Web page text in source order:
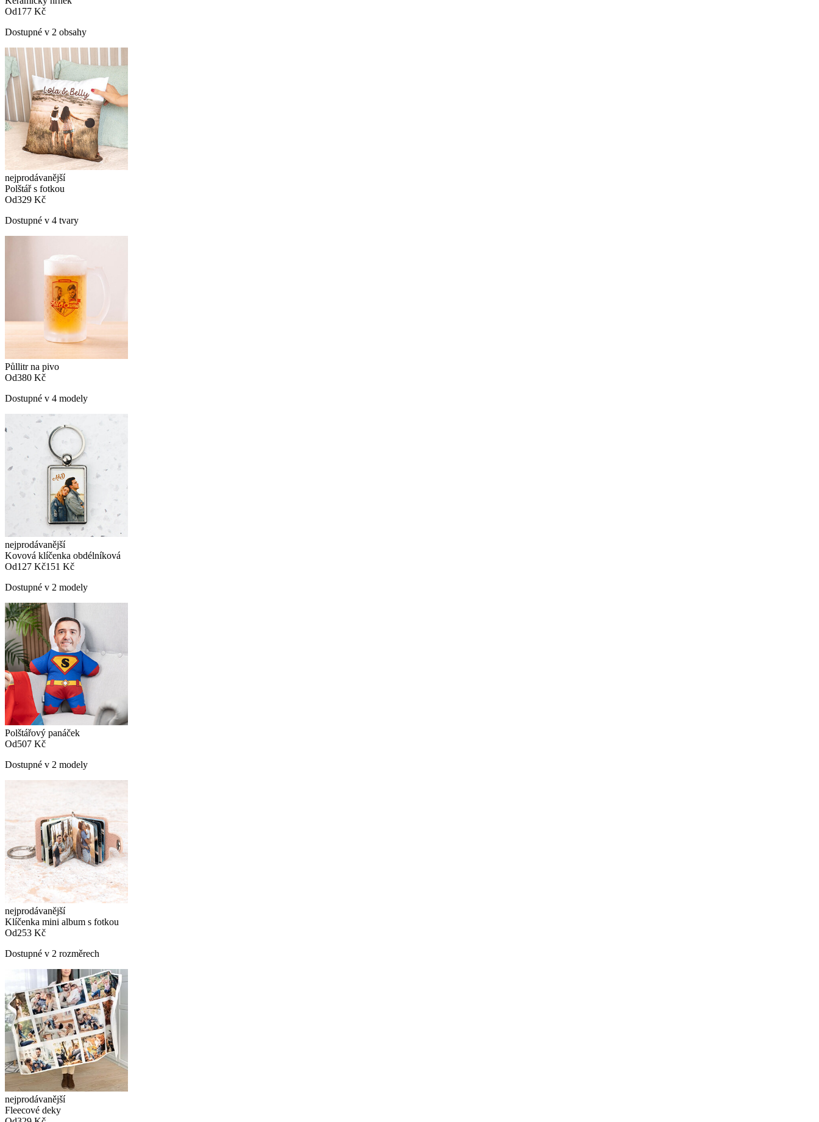
Od177 Kč
Dostupné v 2 obsahy
nejprodávanější
Polštář s fotkou
Od329 Kč
Dostupné v 4 tvary
Půllitr na pivo
Od380 Kč
Dostupné v 4 modely
nejprodávanější
Kovová klíčenka obdélníková
Od127 Kč151 Kč
Dostupné v 2 modely
Polštářový panáček
Od507 Kč
Dostupné v 2 modely
nejprodávanější
Klíčenka mini album s fotkou
Od253 Kč
Dostupné v 2 rozměrech
nejprodávanější
Fleecové deky